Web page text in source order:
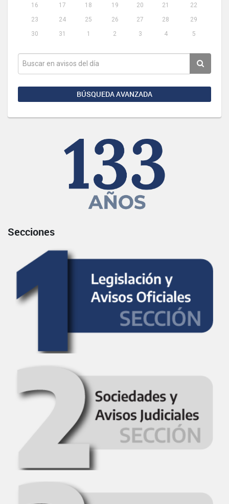
16
17 18 19 20 21
22
23
24 25 26 27 28
29
30
31 1 2 3 4 5
BÚSQUEDA AVANZADA
Secciones